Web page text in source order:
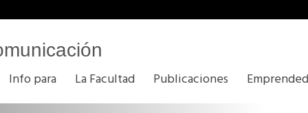
Info para La Facultad Publicaciones